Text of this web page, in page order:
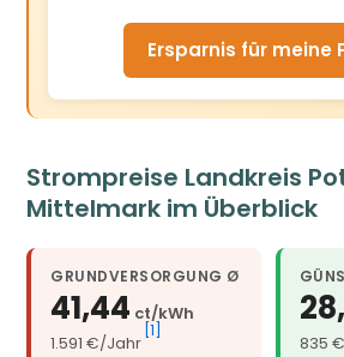
Ersparnis für meine
Strompreise Landkreis
Mittelmark im Überblick
GRUNDVERSORGUNG Ø
41,44 ct/kWh
1.591 €/Jahr
[1]
835